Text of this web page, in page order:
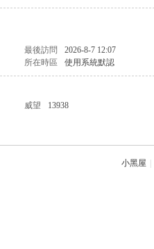
最後訪問
2026-8-7 12:07
所在時區 使用系統默認
威望
13938
小黑屋